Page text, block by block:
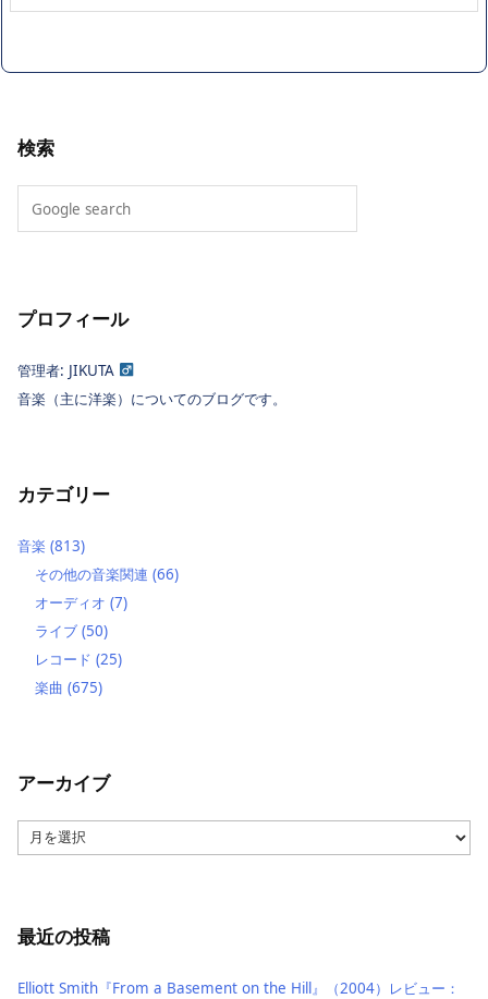
検索
プロフィール
管理者: JIKUTA
音楽（主に洋楽）についてのブログです。
カテゴリー
音楽 (813)
その他の音楽関連 (66)
オーディオ (7)
ライブ (50)
レコード (25)
楽曲 (675)
アーカイブ
ー
最近の投稿
Elliott Smith『From a Basement on the Hill』（2004）レビュー：